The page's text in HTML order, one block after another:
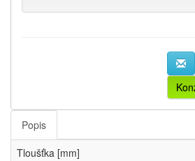
Popis
Tloušťka [mm]